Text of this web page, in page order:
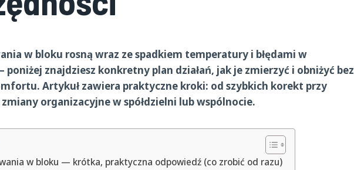
w bloku rosną wraz ze spadkiem temperatury i błędami w
znajdziesz konkretny plan działań, jak je zmierzyć i obniżyć bez
Artykuł zawiera praktyczne kroki: od szybkich korekt przy
organizacyjne w spółdzielni lub wspólnocie.
w bloku — krótka, praktyczna odpowiedź (co zrobić od razu)